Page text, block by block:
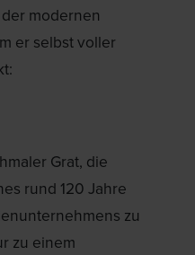
modernen
er selbst voller
Grat, die
rund 120 Jahre
zu
zu einem